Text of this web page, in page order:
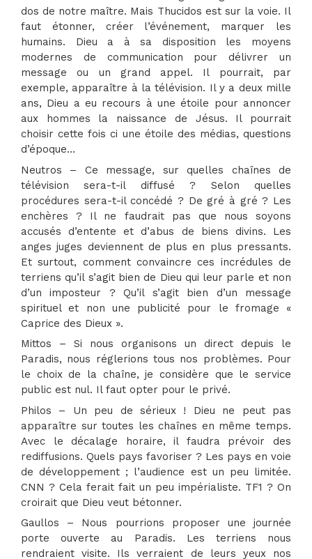
dos de notre maître. Mais Thucidos est sur la voie. Il
faut étonner, créer l’événement, marquer les
humains. Dieu a à sa disposition les moyens
modernes de communication pour délivrer un
message ou un grand appel. Il pourrait, par
exemple, apparaître à la télévision. Il y a deux mille
ans, Dieu a eu recours à une étoile pour annoncer
aux hommes la naissance de Jésus. Il pourrait
choisir cette fois ci une étoile des médias, questions
d’époque…
Neutros – Ce message, sur quelles chaînes de
télévision sera-t-il diffusé ? Selon quelles
procédures sera-t-il concédé ? De gré à gré ? Les
enchères ? Il ne faudrait pas que nous soyons
accusés d’entente et d’abus de biens divins. Les
anges juges deviennent de plus en plus pressants.
Et surtout, comment convaincre ces incrédules de
terriens qu’il s’agit bien de Dieu qui leur parle et non
d’un imposteur ? Qu’il s’agit bien d’un message
spirituel et non une publicité pour le fromage «
Caprice des Dieux ».
Mittos – Si nous organisons un direct depuis le
Paradis, nous réglerions tous nos problèmes. Pour
le choix de la chaîne, je considère que le service
public est nul. Il faut opter pour le privé.
Philos – Un peu de sérieux ! Dieu ne peut pas
apparaître sur toutes les chaînes en même temps.
Avec le décalage horaire, il faudra prévoir des
rediffusions. Quels pays favoriser ? Les pays en voie
de développement ; l’audience est un peu limitée.
CNN ? Cela ferait fait un peu impérialiste. TF1 ? On
croirait que Dieu veut bétonner.
Gaullos – Nous pourrions proposer une journée
porte ouverte au Paradis. Les terriens nous
rendraient visite. Ils verraient de leurs yeux nos